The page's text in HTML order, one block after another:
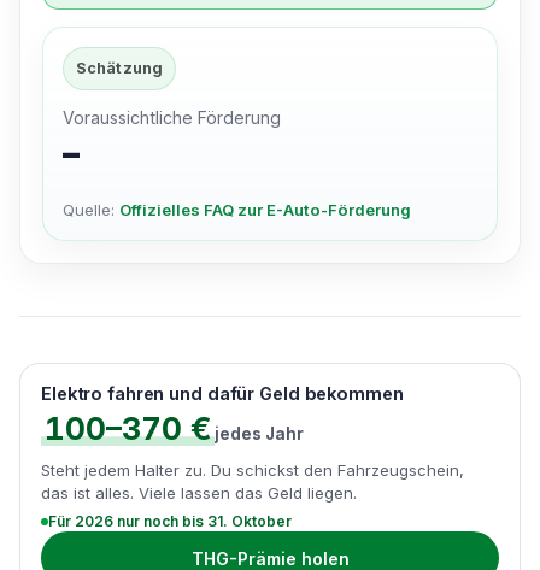
Schätzung
Voraussichtliche Förderung
–
Quelle: Offizielles FAQ zur E-Auto-Förderung
Elektro fahren und dafür Geld bekommen
100–370 € jedes Jahr
Steht jedem Halter zu. Du schickst den Fahrzeugschein,
das ist alles. Viele lassen das Geld liegen.
Für 2026 nur noch bis 31. Oktober
THG-Prämie holen